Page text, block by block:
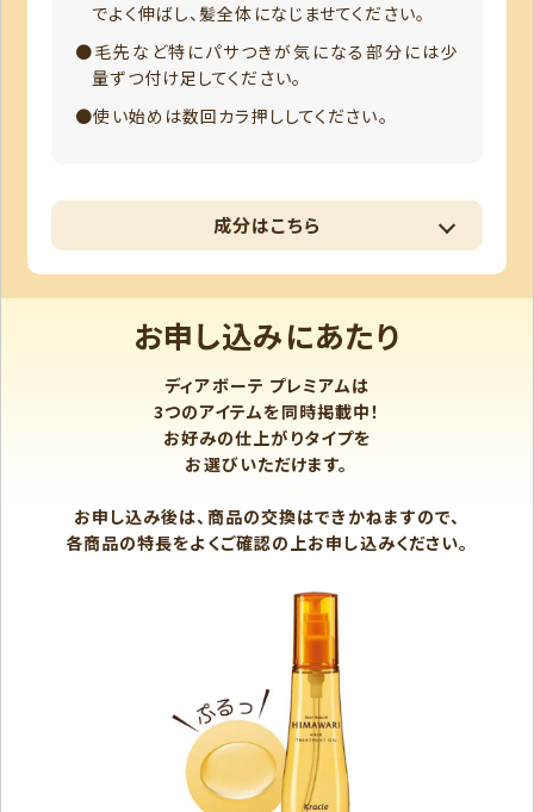
でよく伸ばし、髪全体になじませてください。
●毛先など特にパサつきが気になる部分には少
量ずつ付け足してください。
●使い始めは数回カラ押ししてください。
成分はこちら
ジメチコン、イソドデカン、水添ポリイソブテン、テトラエチ
ルヘキサン酸ペンタエリスリチル、コハク酸ジエチルヘキ
シル、ヒマワリ種子油、ヒマワリ種子油脂肪酸フィトステリ
ル、γ－ドコサラクトン、セバシン酸ジエチル、メトキシケイ
お申し込みにあたり
ディアボーテ プレミアムは
3つのアイテムを同時掲載中！
お好みの仕上がりタイプを
お選びいただけます。
お申し込み後は、商品の交換はできかねますので、
各商品の特長をよくご確認の上お申し込みください。